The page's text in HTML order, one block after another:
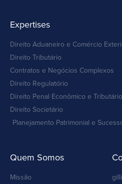
Expertises
Direito Aduaneiro e Comércio
Direito Tributário
Contratos e Negócios Complexos
Direito Regulatório
Direito Penal Econômico e Tributário
Direito Societário
Planejamento Patrimonial e
Quem Somos
Missão